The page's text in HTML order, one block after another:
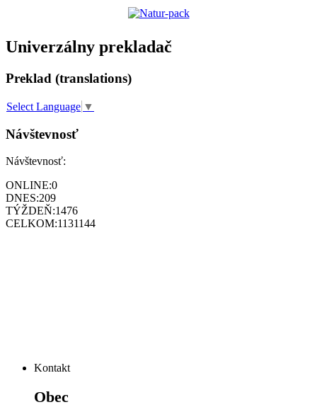
Univerzálny prekladač
Preklad (translations)
Select Language ▼
Návštevnosť
Návštevnosť:
ONLINE:0
DNES:209
TÝŽDEŇ:1476
CELKOM:1131144
Kontakt
Obec